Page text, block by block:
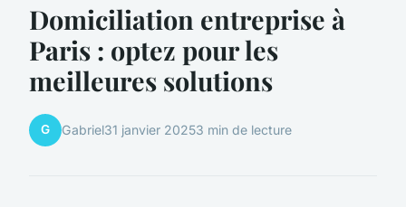
Domiciliation entreprise à
Paris : optez pour les
meilleures solutions
G Gabriel31 janvier 20253 min de lecture